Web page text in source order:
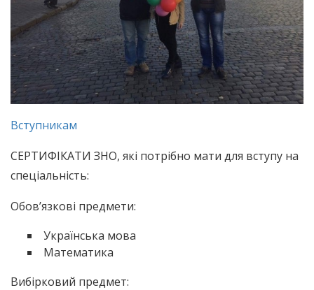
Вступникам
СЕРТИФІКАТИ ЗНО, які потрібно мати для вступу на
спеціальність:
Обов’язкові предмети:
Українська мова
Математика
Вибірковий предмет: